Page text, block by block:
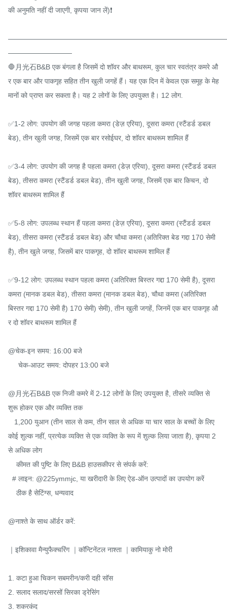
की अनुमति नहीं दी जाएगी, कृपया जान लें)❗️
—————————
🛑月光石B&B एक बंगला है जिसमें दो शॉवर और बाथरूम, कुल चार स्वतंत्र कमरे औ
र एक बार और पाकगृह सहित तीन खुली जगहें हैं। यह एक दिन में केवल एक समूह के मेह
मानों को प्राप्त कर सकता है। यह 2 लोगों के लिए उपयुक्त है। 12 लोग.
✅1-2 लोग: उपयोग की जगह पहला कमरा (डेज़ एरिया), दूसरा कमरा (स्टैंडर्ड डबल
बेड), तीन खुली जगह, जिसमें एक बार रसोईघर, दो शॉवर बाथरूम शामिल हैं
✅3-4 लोग: उपयोग की जगह है पहला कमरा (डेज़ एरिया), दूसरा कमरा (स्टैंडर्ड डबल
बेड), तीसरा कमरा (स्टैंडर्ड डबल बेड), तीन खुली जगह, जिसमें एक बार किचन, दो
शॉवर बाथरूम शामिल हैं
✅5-8 लोग: उपलब्ध स्थान हैं पहला कमरा (डेज़ एरिया), दूसरा कमरा (स्टैंडर्ड डबल
बेड), तीसरा कमरा (स्टैंडर्ड डबल बेड) और चौथा कमरा (अतिरिक्त बेड गद्दा 170 सेमी
है), तीन खुले जगह, जिसमें बार पाकगृह, दो शॉवर बाथरूम शामिल हैं
✅9-12 लोग: उपलब्ध स्थान पहला कमरा (अतिरिक्त बिस्तर गद्दा 170 सेमी है), दूसरा
कमरा (मानक डबल बेड), तीसरा कमरा (मानक डबल बेड), चौथा कमरा (अतिरिक्त
बिस्तर गद्दा 170 सेमी है) 170 सेमी) सेमी), तीन खुली जगहें, जिनमें एक बार पाकगृह औ
र दो शॉवर बाथरूम शामिल हैं
@चेक-इन समय: 16:00 बजे
@月光石B&B एक निजी कमरे में 2-12 लोगों के लिए उपयुक्त है, तीसरे व्यक्ति से
शुरू होकर एक और व्यक्ति तक
कोई शुल्क नहीं, प्रत्येक व्यक्ति से एक व्यक्ति के रूप में शुल्क लिया जाता है), कृपया 2
से अधिक लोग
@नाश्ते के साथ ऑर्डर करें:
｜इशिकावा मैन्युफैक्चरिंग ｜कॉन्टिनेंटल नाश्ता ｜कामियाकु नो मोरी
1. कटा हुआ चिकन सबमरीन/करी दही सॉस
2. सलाद सलाद/सरसों सिरका ड्रेसिंग
3. शकरकंद